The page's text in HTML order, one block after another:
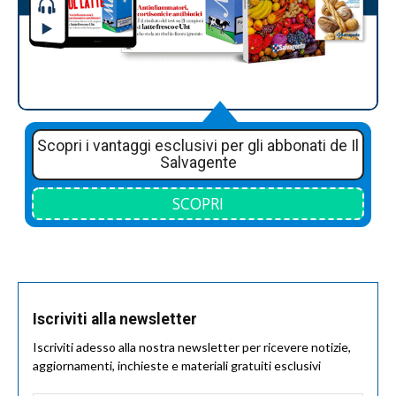
Scopri i vantaggi esclusivi per gli abbonati de Il
Salvagente
SCOPRI
Iscriviti alla newsletter
Iscriviti adesso alla nostra newsletter per ricevere notizie,
aggiornamenti, inchieste e materiali gratuiti esclusivi